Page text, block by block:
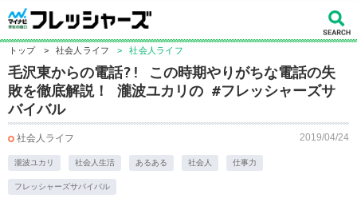
トップ > 社会人ライフ > 社会人ライフ
毛沢東からの電話?! この時期やりがちな電話の失
敗を徹底解説！ 瀧波ユカリの #フレッシャーズサ
バイバル
社会人ライフ 2019/04/24
瀧波ユカリ 社会人生活 あるある 社会人 仕事力
フレッシャーズサバイバル